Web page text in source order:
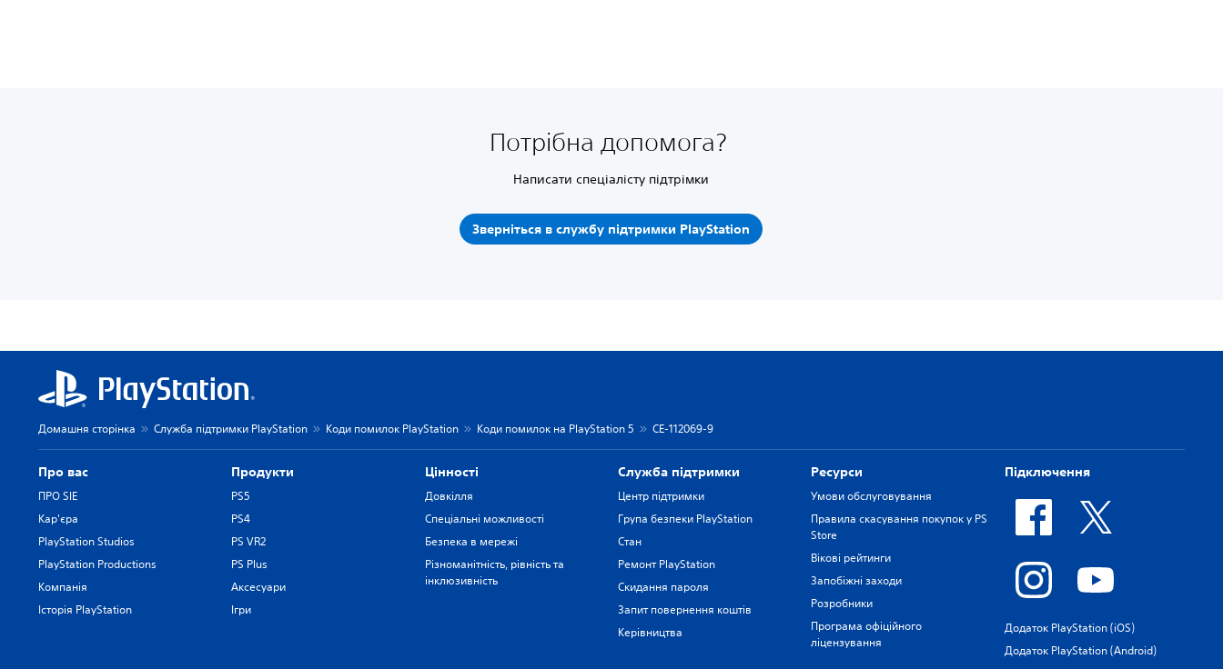
Потрібна допомога?
Написати спеціалісту підтрімки
Зверніться в службу підтримки PlayStation
Домашня сторінка Служба підтримки PlayStation Коди помилок PlayStation Коди помилок на PlayStation 5 CE-112069-9
Про вас
ПРО SIE
Кар'єра
PlayStation Studios
PlayStation Productions
Компанія
Історія PlayStation
Продукти
PS5
PS4
PS VR2
PS Plus
Аксесуари
Ігри
Цiнностi
Довкілля
Спеціальні можливості
Безпека в мережі
Різноманітність, рівність та
інклюзивність
Служба підтримки
Центр підтримки
Група безпеки PlayStation
Стан
Ремонт PlayStation
Скидання пароля
Запит повернення коштів
Керівництва
Ресурси
Умови обслуговування
Правила скасування покупок у PS
Store
Вікові рейтинги
Запобіжні заходи
Розробники
Програма офіційного
ліцензування
Підключення
Додаток PlayStation (iOS)
Додаток PlayStation (Android)